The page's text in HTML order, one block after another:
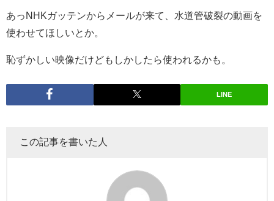
あっNHKガッテンからメールが来て、水道管破裂の動画を
使わせてほしいとか。
恥ずかしい映像だけどもしかしたら使われるかも。
LINE
この記事を書いた人